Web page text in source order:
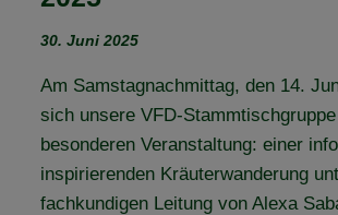
30. Juni 2025
Am Samstagnachmittag, den 14.
sich unsere VFD-
besonderen Veranstaltung: einer
inspirierenden Kräuterwanderung
fachkundigen Leitung von Alexa